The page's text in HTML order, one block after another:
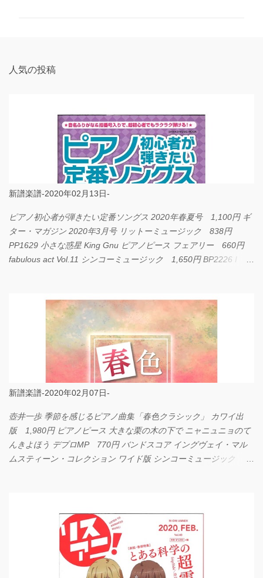
人気の投稿
新譜楽譜-2020年02月13日-
ピアノ初心者が弾きたい定番ソングス 2020年春夏号 1,100円 ギ
ター・マガジン 2020年3月号 リットーミュージック 838円
PP1629 小さな惑星 King Gnu ピアノピース フェアリー 660円
fabulous act Vol.11 シンコーミュージック 1,650円 BP2226 I
新譜楽譜-2020年02月07日-
壺井一歩 季節を感じるピアノ曲集「春色クラシック」 カワイ出
版 1,980円 ピアノピース 大きな栗の木の下で ニャニュニョのて
んきよほう デプロMP 770円 バンドスコア イングヴェイ・マル
ムスティーン・コレクション ワイド版 シンコーミュージック